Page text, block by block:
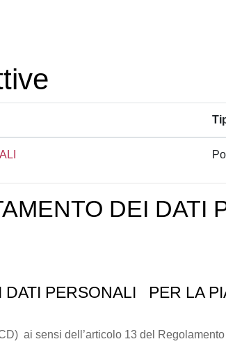
DEI DATI
PERSONALI
PER LA
ai sensi dell’articolo 13 del